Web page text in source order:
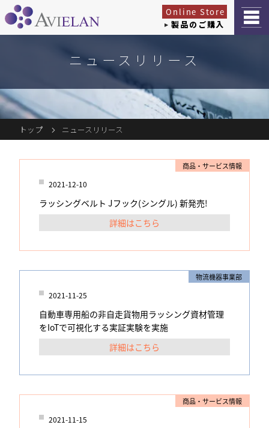
Online Store
製品のご購入
ニュースリリース
トップ ニュースリリース
2021-12-10
商品・サービス情報
ラッシングベルト Jフック(シングル) 新発売!
詳細はこちら
2021-11-25
物流機器事業部
自動車専用船の非自走貨物用ラッシング資材管理
をIoTで可視化する実証実験を実施
詳細はこちら
2021-11-15
商品・サービス情報